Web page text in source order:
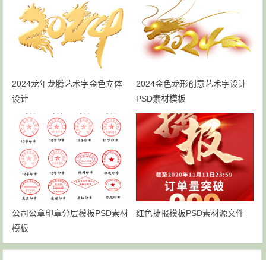
2024龙年龙腾艺术字金色立体
设计
2024金色龙形创意艺术字设计
PSD素材模板
公司公章印章分层模板PSD素材
模板
红色捷报模板PSD素材源文件